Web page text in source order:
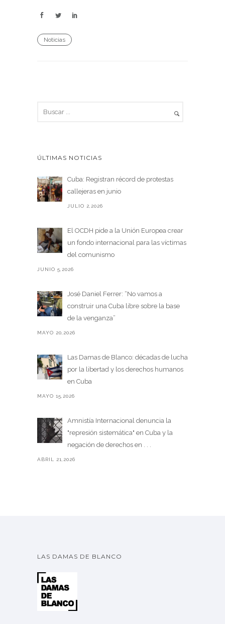
Noticias
ÚLTIMAS NOTICIAS
Cuba: Registran récord de protestas
callejeras en junio
JULIO 2,2026
El OCDH pide a la Unión Europea crear
un fondo internacional para las víctimas
del comunismo
JUNIO 5,2026
José Daniel Ferrer: “No vamos a
construir una Cuba libre sobre la base
de la venganza”
MAYO 20,2026
Las Damas de Blanco: décadas de lucha
por la libertad y los derechos humanos
en Cuba
MAYO 15,2026
Amnistía Internacional denuncia la
"represión sistemática" en Cuba y la
negación de derechos en . . .
ABRIL 21,2026
LAS DAMAS DE BLANCO